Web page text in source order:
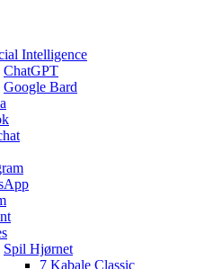
Intelligence
ChatGPT
Google Bard
Spil Hjørnet
7 Kabale Classic